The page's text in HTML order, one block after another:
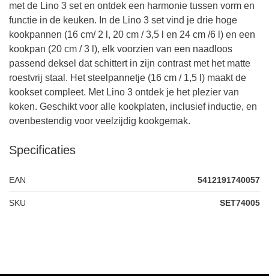
met de Lino 3 set en ontdek een harmonie tussen vorm en
functie in de keuken. In de Lino 3 set vind je drie hoge
kookpannen (16 cm/ 2 l, 20 cm / 3,5 l en 24 cm /6 l) en een
kookpan (20 cm / 3 l), elk voorzien van een naadloos
passend deksel dat schittert in zijn contrast met het matte
roestvrij staal. Het steelpannetje (16 cm / 1,5 l) maakt de
kookset compleet. Met Lino 3 ontdek je het plezier van
koken. Geschikt voor alle kookplaten, inclusief inductie, en
ovenbestendig voor veelzijdig kookgemak.
Specificaties
EAN 5412191740057
SKU SET74005